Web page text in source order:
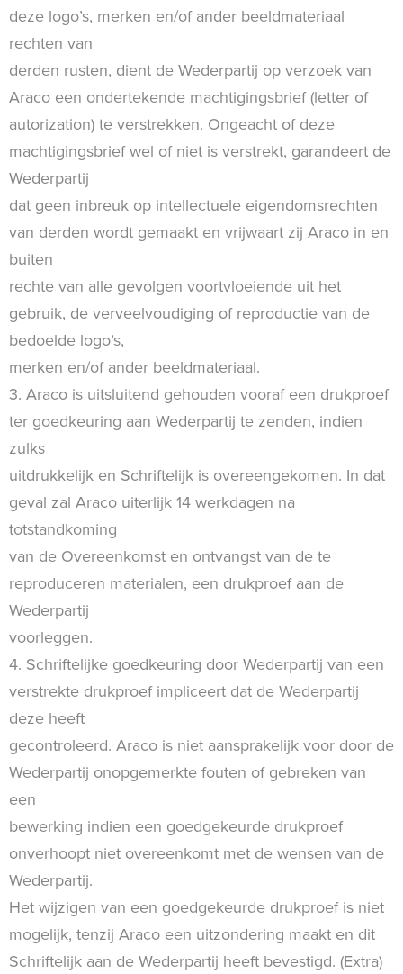
deze logo’s, merken en/of ander beeldmateriaal
rechten van
derden rusten, dient de Wederpartij op verzoek van
Araco een ondertekende machtigingsbrief (letter of
autorization) te verstrekken. Ongeacht of deze
machtigingsbrief wel of niet is verstrekt, garandeert de
Wederpartij
dat geen inbreuk op intellectuele eigendomsrechten
van derden wordt gemaakt en vrijwaart zij Araco in en
buiten
rechte van alle gevolgen voortvloeiende uit het
gebruik, de verveelvoudiging of reproductie van de
bedoelde logo’s,
merken en/of ander beeldmateriaal.
3. Araco is uitsluitend gehouden vooraf een drukproef
ter goedkeuring aan Wederpartij te zenden, indien
zulks
uitdrukkelijk en Schriftelijk is overeengekomen. In dat
geval zal Araco uiterlijk 14 werkdagen na
totstandkoming
van de Overeenkomst en ontvangst van de te
reproduceren materialen, een drukproef aan de
Wederpartij
voorleggen.
4. Schriftelijke goedkeuring door Wederpartij van een
verstrekte drukproef impliceert dat de Wederpartij
deze heeft
gecontroleerd. Araco is niet aansprakelijk voor door de
Wederpartij onopgemerkte fouten of gebreken van
een
bewerking indien een goedgekeurde drukproef
onverhoopt niet overeenkomt met de wensen van de
Wederpartij.
Het wijzigen van een goedgekeurde drukproef is niet
mogelijk, tenzij Araco een uitzondering maakt en dit
Schriftelijk aan de Wederpartij heeft bevestigd. (Extra)